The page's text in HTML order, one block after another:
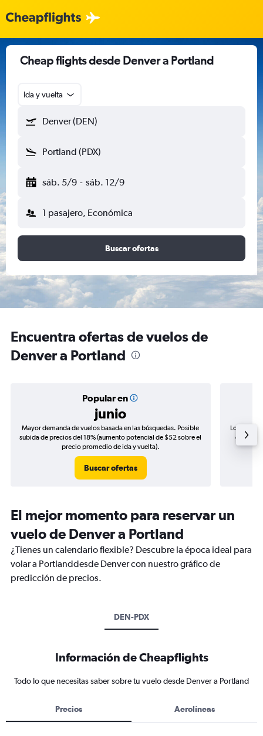
Cheap flights desde Denver a Portland
Ida y vuelta
Denver (DEN)
Portland (PDX)
sáb. 5/9 - sáb. 12/9
1 pasajero, Económica
Buscar ofertas
Encuentra ofertas de vuelos de
Denver a Portland
Popular en
junio
Mayor demanda de vuelos basada en las búsquedas. Posible
subida de precios del 18% (aumento potencial de $52 sobre el
precio promedio de ida y vuelta).
Buscar ofertas
Los
de
El mejor momento para reservar un
vuelo de Denver a Portland
¿Tienes un calendario flexible? Descubre la época ideal para
volar a Portlanddesde Denver con nuestro gráfico de
predicción de precios.
DEN-PDX
Información de Cheapflights
Todo lo que necesitas saber sobre tu vuelo desde Denver a Portland
Precios Aerolíneas